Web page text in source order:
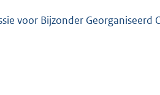
voor Bijzonder Georganiseerd